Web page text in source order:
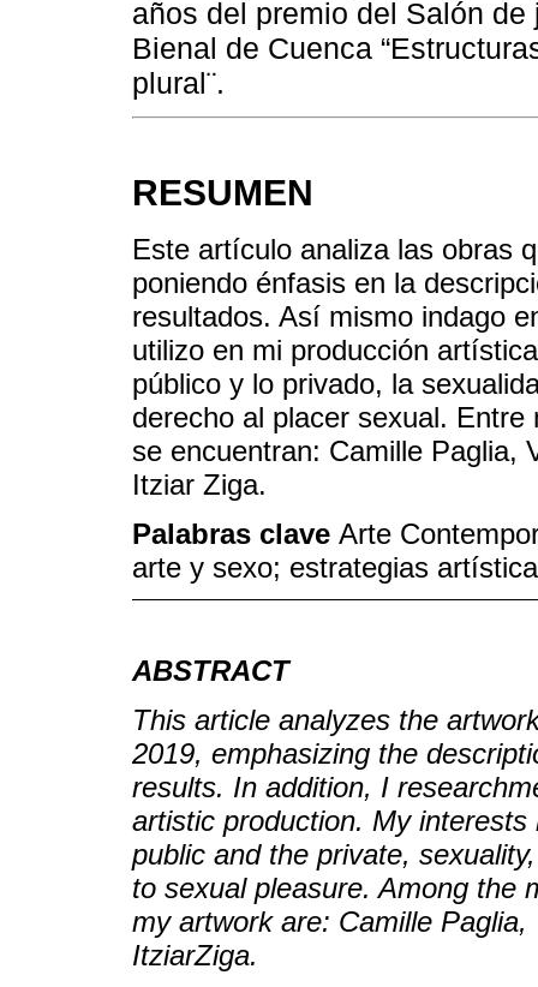
años del premio del Salón
Bienal de Cuenca
plural¨.
RESUMEN
Este artículo analiza las obras
poniendo énfasis en la
resultados. Así mismo indago
utilizo en mi producción
público y lo privado, la
derecho al placer sexual.
se encuentran: Camille Paglia,
Itziar Ziga.
Palabras clave Arte
arte y sexo; estrategias
ABSTRACT
This article analyzes the
2019, emphasizing the
results. In addition, I
artistic production. My
public and the private,
to sexual pleasure. Among the
my artwork are: Camille
ItziarZiga.